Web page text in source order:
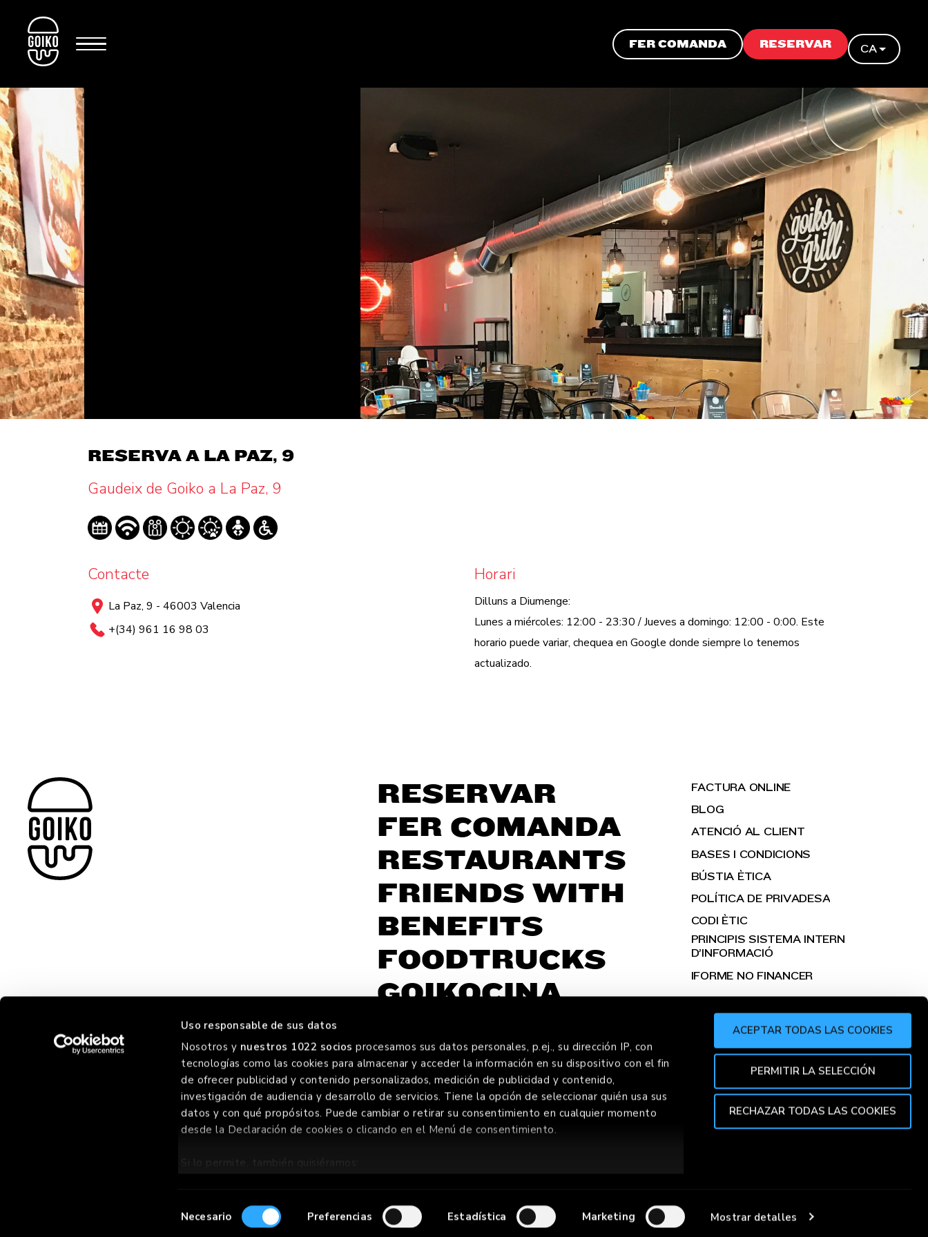
Uso responsable de sus datos
Nosotros y nuestros 1022 socios procesamos sus datos personales, p.ej., su dirección IP, con
tecnologías como las cookies para almacenar y acceder la información en su dispositivo con el fin
de ofrecer publicidad y contenido personalizados, medición de publicidad y contenido,
investigación de audiencia y desarrollo de servicios. Tiene la opción de seleccionar quién usa sus
datos y con qué propósitos. Puede cambiar o retirar su consentimiento en cualquier momento
desde la Declaración de cookies o clicando en el Menú de consentimiento.
Si lo permite, también quisiéramos:
Identificar su dispositivo analizándolo activamente para buscar características específicas
(huellas digitales)
de
Necesario Preferencias Estadística Marketing Mostrar detalles
ACEPTAR TODAS LAS COOKIES
PERMITIR LA SELECCIÓN
RECHAZAR TODAS LAS COOKIES
FER COMANDA RESERVAR CA
RESERVA A LA PAZ, 9
Gaudeix de Goiko a La Paz, 9
Contacte
La Paz, 9 - 46003 Valencia
+(34) 961 16 98 03
Horari
Dilluns a Diumenge:
Lunes a miércoles: 12:00 - 23:30 / Jueves a domingo: 12:00 - 0:00. Este
horario puede variar, chequea en Google donde siempre lo tenemos
actualizado.
RESERVAR
FER COMANDA
RESTAURANTS
FRIENDS WITH
BENEFITS
FOODTRUCKS
GOIKOCINA
FACTURA ONLINE
BLOG
ATENCIÓ AL CLIENT
BASES I CONDICIONS
BÚSTIA ÈTICA
POLÍTICA DE PRIVADESA
CODI ÈTIC
PRINCIPIS SISTEMA INTERN
D’INFORMACIÓ
IFORME NO FINANCER
FOREVER